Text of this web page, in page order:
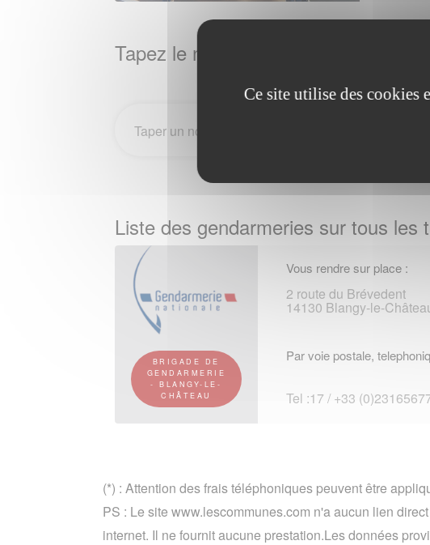
Tapez le nom de la Ville / Commune
Liste des gendarmeries sur tous les
BRIGADE DE
GENDARMERIE
- BLANGY-LE-
CHÂTEAU
Vous rendre sur place :
2 route du Brévedent
14130 Blangy-le-
Par voie postale,
Tel :17 / +33
(*) : Attention des frais téléphoniques peuvent être
PS : Le site www.lescommunes.com n'a aucun lien
internet. Il ne fournit aucune prestation.Les données
Ce site utilise des cookies